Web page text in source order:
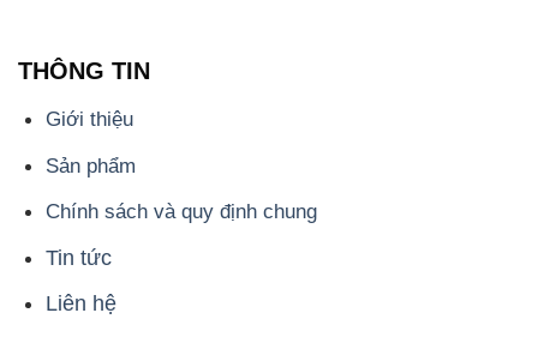
THÔNG TIN
Giới thiệu
Sản phẩm
Chính sách và quy định chung
Tin tức
Liên hệ